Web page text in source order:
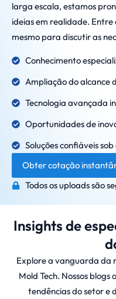
larga escala, estamos
ideias em realidade. Entre
mesmo para discutir as
Conhecimento
Ampliação do alcance
Tecnologia avançada
Oportunidades de
Soluções confiáveis
Obter cotação
Todos os uploads são
Insights de
Explore a vanguarda da
Mold Tech. Nossos
tendências do setor e